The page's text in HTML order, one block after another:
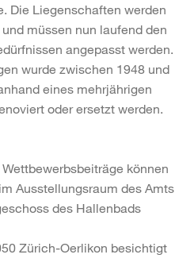
Die Liegenschaften werden
müssen nun laufend den
angepasst werden.
wurde zwischen 1948 und
eines mehrjährigen
oder ersetzt werden.
können
Ausstellungsraum des Amts
des Hallenbads
Zürich-Oerlikon besichtigt